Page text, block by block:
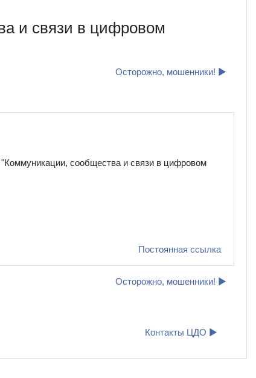
и связи в цифровом
Осторожно, мошенники! ▶︎
Коммуникации, сообщества и связи в цифровом
Постоянная ссылка
Осторожно, мошенники! ▶︎
Контакты ЦДО ▶︎